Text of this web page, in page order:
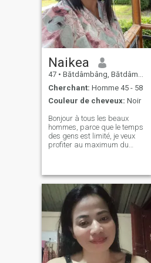
qui est juste et positif. La
raison pour laquelle je suis
venu ici est de trouver un
homme digne de confiance
pour une relation sérieuse. Ne
perdez pas votre temps et le
mien si vous êtes un escroc.
Naikea
47 • Bătdâmbâng, Bătdâmbâng, Cambodge
Cherchant: Homme 45 - 58
Couleur de cheveux: Noir
Bonjour à tous les beaux
hommes, parce que le temps
des gens est limité, je veux
profiter au maximum du
pour me présenter à vous
ainsi Que nous puissions
passer un temps précieux
ensemble, je m'appelle
Naikea, je suis célibataire, je
suis comptable, j'ai mon nom
Les passe-temps préférés
sont la cuisine, la lecture,
l'exercice, l'écoute de
musique, regarder la